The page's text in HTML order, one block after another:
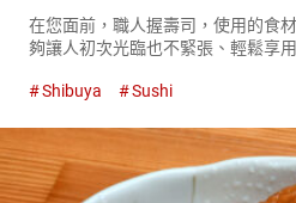
在您面前，職人握壽司，使用的食
夠讓人初次光臨也不緊張、輕鬆享
Onodera MUSUKO）』作為銀座人
Shibuya Sushi